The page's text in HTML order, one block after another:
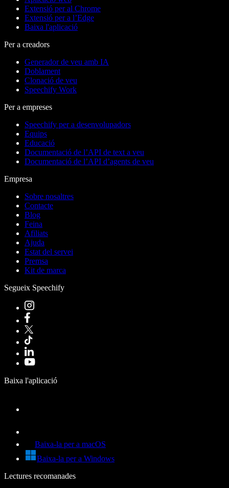
Extensió per al Chrome
Extensió per a l’Edge
Baixa l'aplicació
Per a creadors
Generador de veu amb IA
Doblament
Clonació de veu
Speechify Work
Per a empreses
Speechify per a desenvolupadors
Equips
Educació
Documentació de l’API de text a veu
Documentació de l’API d’agents de veu
Empresa
Sobre nosaltres
Contacte
Blog
Feina
Afiliats
Ajuda
Estat del servei
Premsa
Kit de marca
Segueix Speechify
Baixa l'aplicació
Baixa-la per a macOS
Baixa-la per a Windows
Lectures recomanades